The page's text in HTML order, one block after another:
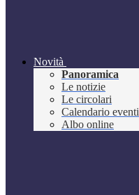
Novità
Panoramica
Le notizie
Le circolari
Calendario eventi
Albo online